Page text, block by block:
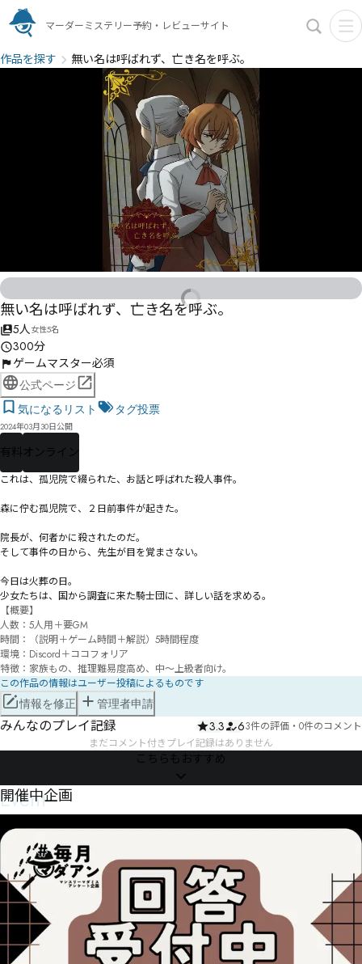
マーダーミステリー予約・レビューサイト
作品を探す 無い名は呼ばれず、亡き名を呼ぶ。
無い名は呼ばれず、亡き名を呼ぶ。
5人女性5名
300分
ゲームマスター必須
公式ページ
気になるリスト
タグ投票
2024年03月30日公開
有料 オンライン
これは、孤児院で綴られた、お話と呼ばれた殺人事件。
森に佇む孤児院で、２日前事件が起きた。
院長が、何者かに殺されたのだ。
そして事件の日から、先生が目を覚まさない。
今日は火葬の日。
少女たちは、国から調査に来た騎士団に、詳しい話を求める。
【概要】
人数：5人用＋要GM
時間：（説明＋ゲーム時間＋解説）5時間程度
環境：Discord＋ココフォリア
特徴：家族もの、推理難易度高め、中～上級者向け。
この作品の情報はユーザー投稿によるものです
情報を修正 管理者申請
みんなのプレイ記録 3.3 63件の評価 ・ 0件のコメント
まだコメント付きプレイ記録はありません
こちらもおすすめ
Event
開催中企画